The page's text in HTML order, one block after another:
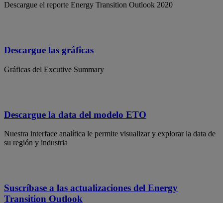
Descargue el reporte Energy Transition Outlook 2020
Descargue las gráficas
Gráficas del Excutive Summary
Descargue la data del modelo ETO
Nuestra interface analítica le permite visualizar y explorar la data de
su región y industria
Suscríbase a las actualizaciones del Energy
Transition Outlook